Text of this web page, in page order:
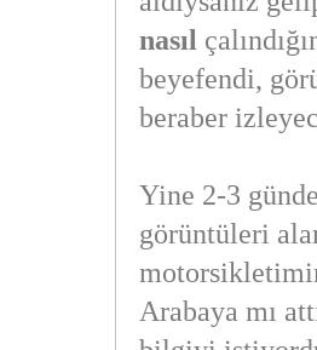
nasıl
beyefendi,
beraber
Yine 2-3
görüntüleri
Arabaya mı